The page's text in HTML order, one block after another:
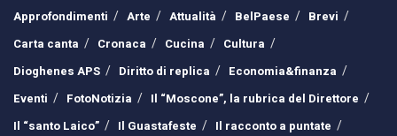
Approfondimenti
Arte Attualità BelPaese
Brevi
Carta canta
Cronaca Cucina
Cultura
Dioghenes APS
Diritto di replica
Economia&finanza
Eventi
FotoNotizia
Il “Moscone”, la rubrica del Direttore
Il “santo Laico”
Il Guastafeste
Il racconto a puntate